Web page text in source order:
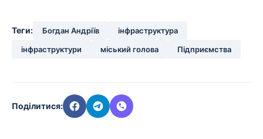
Теги: Богдан Андріїв
інфраструктура
інфраструктури
міський голова Підприємства
Поділитися: